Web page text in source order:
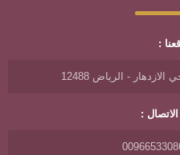
:
- الرياض 12488
: